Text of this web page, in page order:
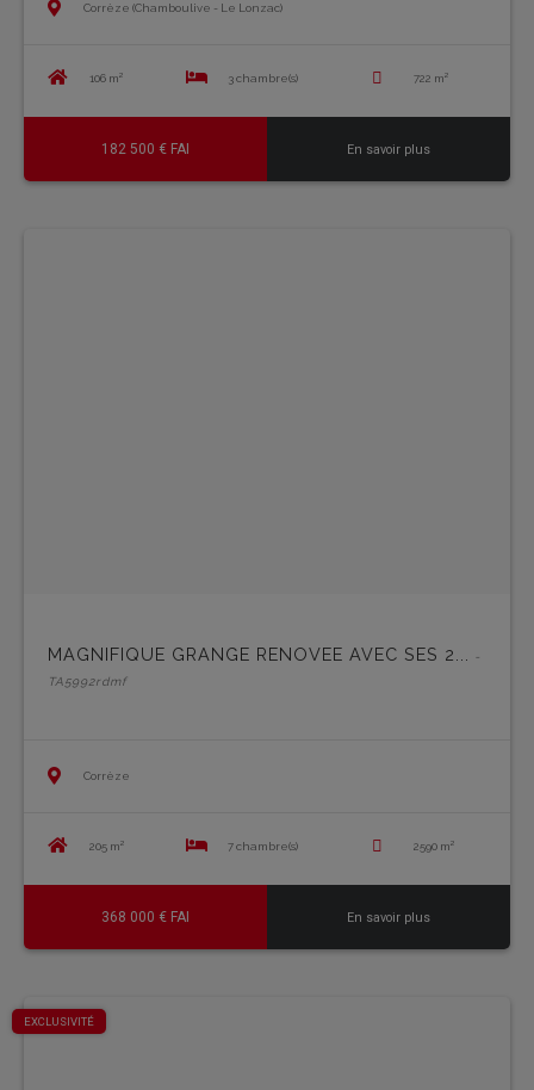
Corrèze (Chamboulive - Le Lonzac)
106 m² 3 chambre(s) 722 m²
182 500 € FAI En savoir plus
MAGNIFIQUE GRANGE RENOVEE AVEC SES 2...
-
TA5992rdmf
Corrèze
205 m² 7 chambre(s) 2590 m²
368 000 € FAI En savoir plus
EXCLUSIVITÉ